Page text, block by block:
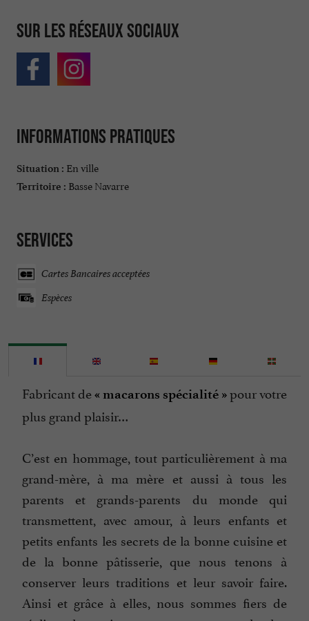
Sur les réseaux sociaux
Informations pratiques
Situation : En ville
Territoire : Basse Navarre
Services
Cartes Bancaires acceptées
Espèces
Fabricant de« macarons spécialité »pour votre
plus grand plaisir…
C’est en hommage, tout particulièrement à ma
grand-mère, à ma mère et aussi à tous les
parents et grands-parents du monde qui
transmettent, avec amour, à leurs enfants et
petits enfants les secrets de la bonne cuisine et
de la bonne pâtisserie, que nous tenons à
conserver leurs traditions et leur savoir faire.
Ainsi et grâce à elles, nous sommes fiers de